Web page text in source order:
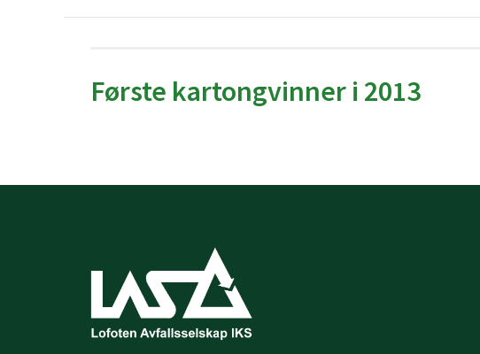
Første kartongvinner i 2013